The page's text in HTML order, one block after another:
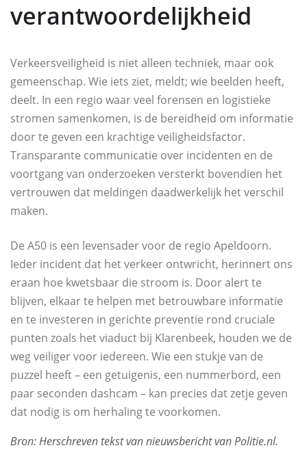
verantwoordelijkheid
Verkeersveiligheid is niet alleen techniek, maar ook
gemeenschap. Wie iets ziet, meldt; wie beelden heeft,
deelt. In een regio waar veel forensen en logistieke
stromen samenkomen, is de bereidheid om informatie
door te geven een krachtige veiligheidsfactor.
Transparante communicatie over incidenten en de
voortgang van onderzoeken versterkt bovendien het
vertrouwen dat meldingen daadwerkelijk het verschil
maken.
De A50 is een levensader voor de regio Apeldoorn.
Ieder incident dat het verkeer ontwricht, herinnert ons
eraan hoe kwetsbaar die stroom is. Door alert te
blijven, elkaar te helpen met betrouwbare informatie
en te investeren in gerichte preventie rond cruciale
punten zoals het viaduct bij Klarenbeek, houden we de
weg veiliger voor iedereen. Wie een stukje van de
puzzel heeft – een getuigenis, een nummerbord, een
paar seconden dashcam – kan precies dat zetje geven
dat nodig is om herhaling te voorkomen.